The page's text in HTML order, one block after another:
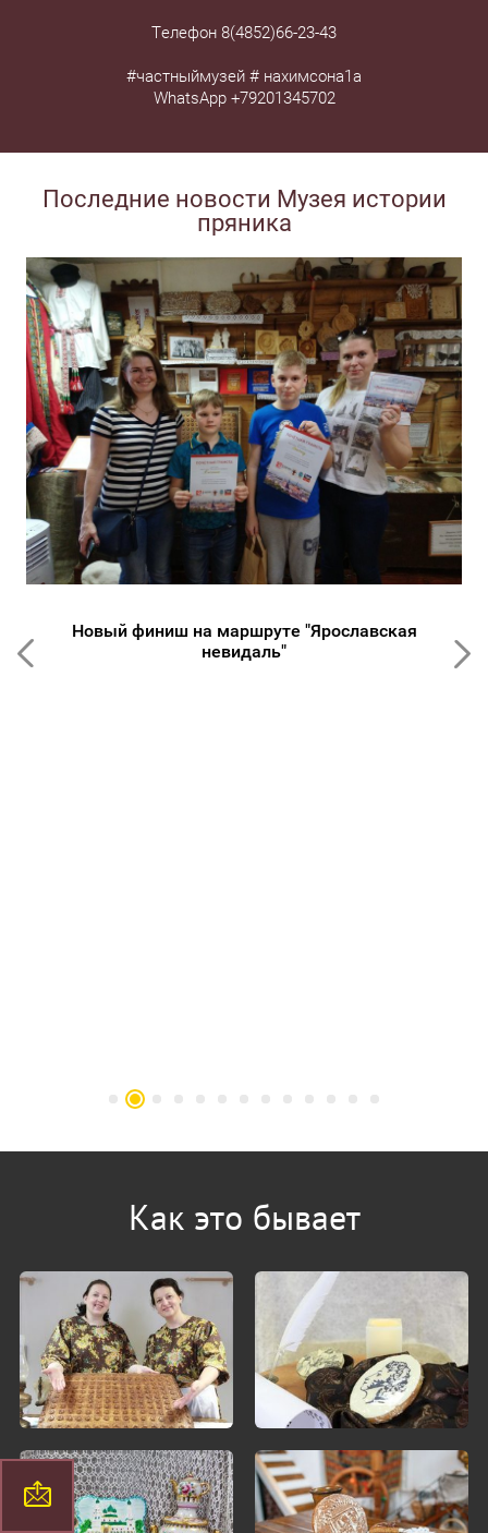
Телефон 8(4852)66-23-43
#частныймузей # нахимсона1а
WhatsApp +79201345702
Последние новости Музея истории
пряника
Новый финиш на маршруте "Ярославская
невидаль"
Как это бывает